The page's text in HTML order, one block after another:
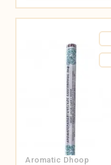
Aromatic Dhoop